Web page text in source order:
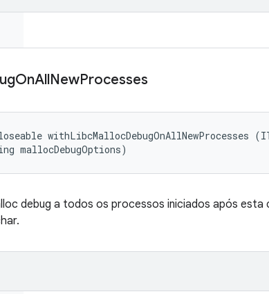
OnAllNewProcesses
withLibcMallocDebugOnAllNewProcesses
mallocDebugOptions)
debug a todos os processos iniciados após esta